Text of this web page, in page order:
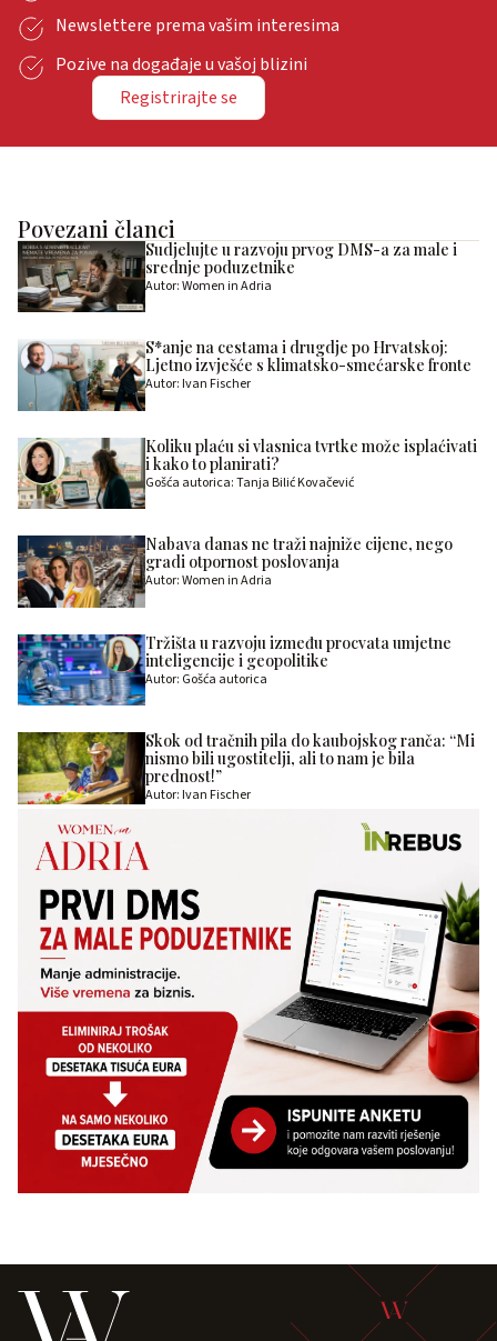
Newslettere prema vašim interesima
Pozive na događaje u vašoj blizini
Registrirajte se
Povezani članci
Sudjelujte u razvoju prvog DMS-a za male i
srednje poduzetnike
Autor: Women in Adria
S*anje na cestama i drugdje po Hrvatskoj:
Ljetno izvješće s klimatsko-smećarske fronte
Autor: Ivan Fischer
Koliku plaću si vlasnica tvrtke može isplaćivati
i kako to planirati?
Gošća autorica: Tanja Bilić Kovačević
Nabava danas ne traži najniže cijene, nego
gradi otpornost poslovanja
Autor: Women in Adria
Tržišta u razvoju između procvata umjetne
inteligencije i geopolitike
Autor: Gošća autorica
Skok od tračnih pila do kaubojskog ranča: “Mi
nismo bili ugostitelji, ali to nam je bila
prednost!”
Autor: Ivan Fischer